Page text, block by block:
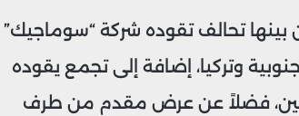
تحالف تقوده شركة “سوماجيك”
وتركيا، إضافة إلى تجمع يقوده
فضلاً عن عرض مقدم من طرف